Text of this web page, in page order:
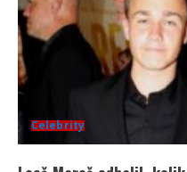
Celebrity